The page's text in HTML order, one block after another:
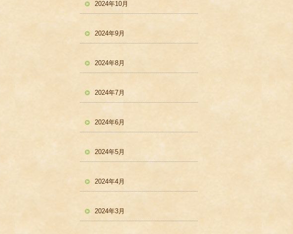
2024年10月
2024年9月
2024年8月
2024年7月
2024年6月
2024年5月
2024年4月
2024年3月